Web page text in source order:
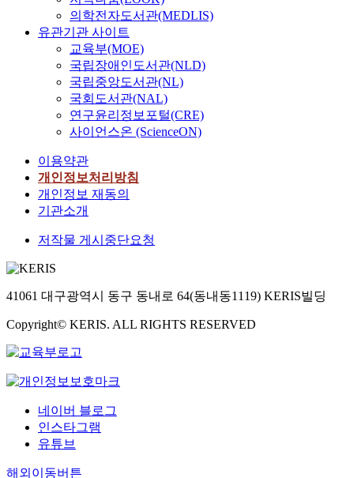
의학전자도서관(MEDLIS)
유관기관 사이트
교육부(MOE)
국립장애인도서관(NLD)
국립중앙도서관(NL)
국회도서관(NAL)
연구윤리정보포털(CRE)
사이언스온 (ScienceON)
이용약관
개인정보처리방침
개인정보 재동의
기관소개
저작물 게시중단요청
41061 대구광역시 동구 동내로 64(동내동1119) KERIS빌딩
Copyright© KERIS. ALL RIGHTS RESERVED
네이버 블로그
인스타그램
유튜브
해외이동버튼